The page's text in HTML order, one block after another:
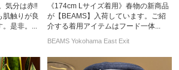
気分は赤‼︎
肌触りが良
。是非。...
《174cm Lサイズ着用》春物の新商品
が【BEAMS】入荷しています。ご紹
介する着用アイテムはフード一体...
BEAMS Yokohama East Exit